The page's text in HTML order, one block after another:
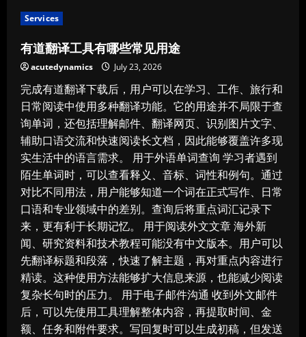
the
Christmas
Day
Truce
1914?
Services
有道翻译工具有哪些常见用途
acutedynamics July 23, 2026
完成有道翻译下载后，用户可以在学习、工作、旅行和
日常阅读中使用多种翻译功能。它的用途并不局限于查
询单词，还包括理解邮件、翻译网页、识别图片文字、
辅助口语交流和快速阅读长文档，因此能够覆盖许多现
实生活中的语言需求。 用于外语单词查询 学习者遇到
陌生单词时，可以查看释义、音标、词性和例句。通过
对比不同用法，用户能够知道一个词在正式写作、日常
口语和专业领域中的差别。查询后将重点词汇记录下
来，更有利于长期记忆。 用于阅读外文文章 海外新
闻、研究资料和技术教程可能没有中文版本。用户可以
先翻译标题和段落，快速了解主题，再对重点内容进行
精读。这种使用方法能够扩大信息来源，也能减少阅读
复杂长句时的压力。 用于电子邮件沟通 收到外文邮件
后，可以先使用工具理解整体内容，再提取时间、金
额、任务和附件要求。写回复时可以生成初稿，但发送